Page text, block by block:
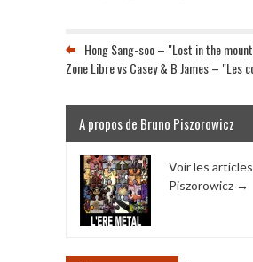
Hong Sang-soo – "Lost in the
Zone Libre vs Casey & B James – "Les
A propos de Bruno Piszorowicz
Voir les
Piszorowicz →